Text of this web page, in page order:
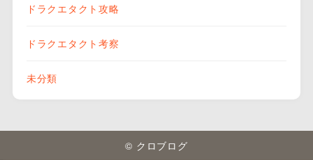
ドラクエタクト攻略
ドラクエタクト考察
未分類
© クロブログ